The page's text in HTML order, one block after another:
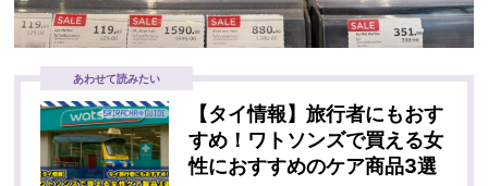
あわせて読みたい
【タイ情報】旅行者にもおす
すめ！ワトソンズで買える女
性におすすめのケア商品3選